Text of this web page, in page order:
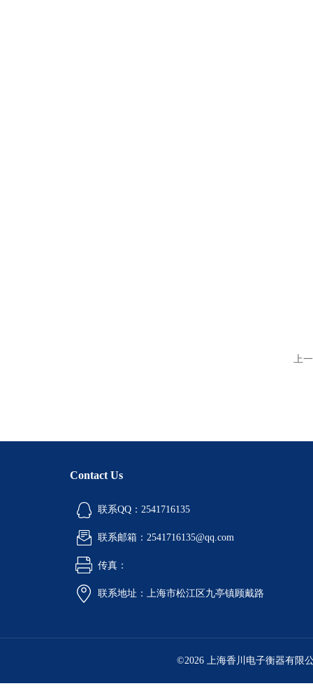
上
Contact Us
联系QQ：2541716135
联系邮箱：2541716135@qq.com
传真：
联系地址：上海市松江区九亭镇顾戴路
©2026 上海香川电子衡器有限